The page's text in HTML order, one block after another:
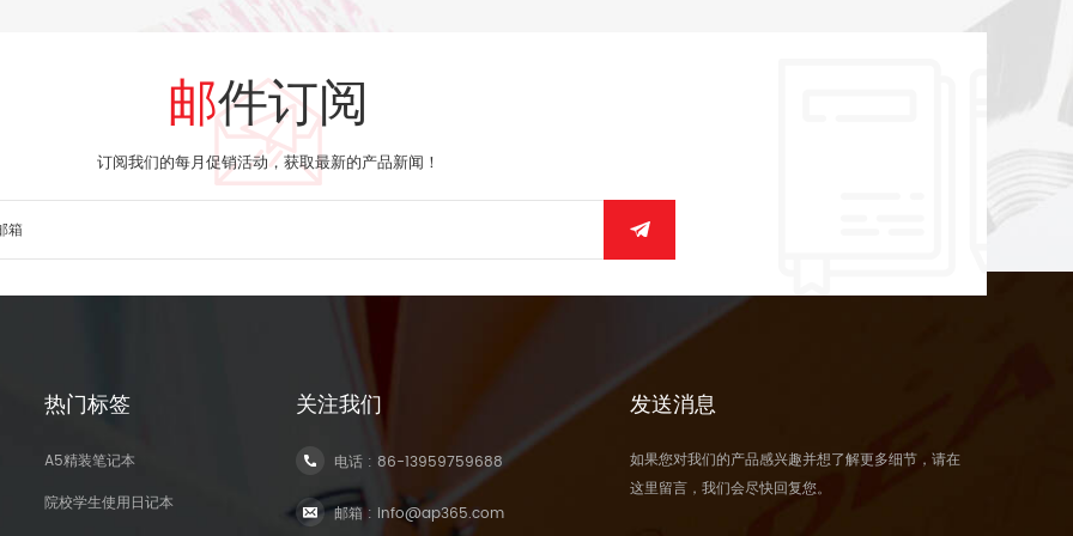
邮件订阅
订阅我们的每月促销活动，获取最新的产品新闻！
热门标签
A5精装笔记本
院校学生使用日记本
关注我们
电话 :86-13959759688
邮箱 : info@ap365.com
发送消息
如果您对我们的产品感兴趣并想了解更多细节，请在
这里留言，我们会尽快回复您。